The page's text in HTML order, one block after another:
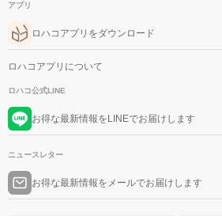
アプリ
ロハコアプリをダウンロード
ロハコアプリについて
ロハコ公式LINE
お得な最新情報をLINEでお届けします
ニュースレター
お得な最新情報をメールでお届けします